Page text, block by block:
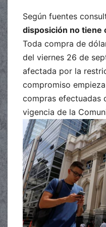
Según fuentes
disposición no
Toda compra de
del viernes 26 de
afectada por la
compromiso
compras efectuadas
vigencia de la